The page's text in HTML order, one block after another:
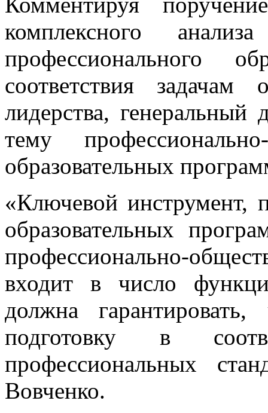
комплексного
профессионального
соответствия задачам
лидерства,
тему
образовательных
«Ключевой инструмент,
образовательных
профессионально-
входит в число
должна
подготовку в
профессиональных
Вовченко.